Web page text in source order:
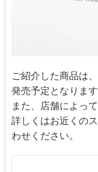
ご紹介した商品は
発売予定となります
また、店舗によっ
詳しくはお近くの
わせください。